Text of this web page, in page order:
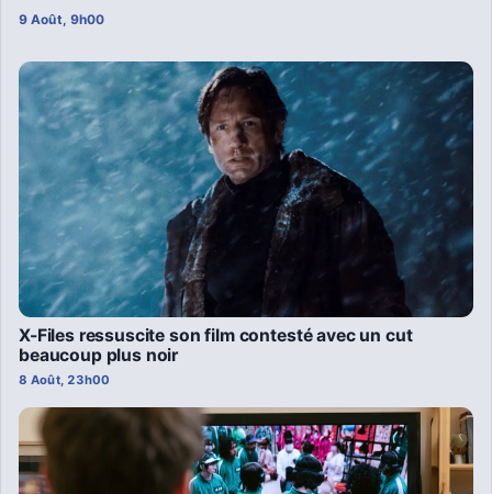
9 Août, 9h00
X-Files ressuscite son film contesté avec un cut
beaucoup plus noir
8 Août, 23h00